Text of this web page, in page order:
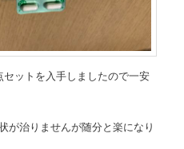
ットを入手しましたので一安
が治りませんが随分と楽になり